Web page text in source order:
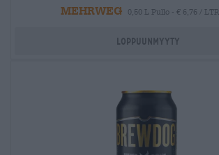
MEHRWEG
0,50 L Pullo - € 6,76 / LTR
Loppuunmyyty